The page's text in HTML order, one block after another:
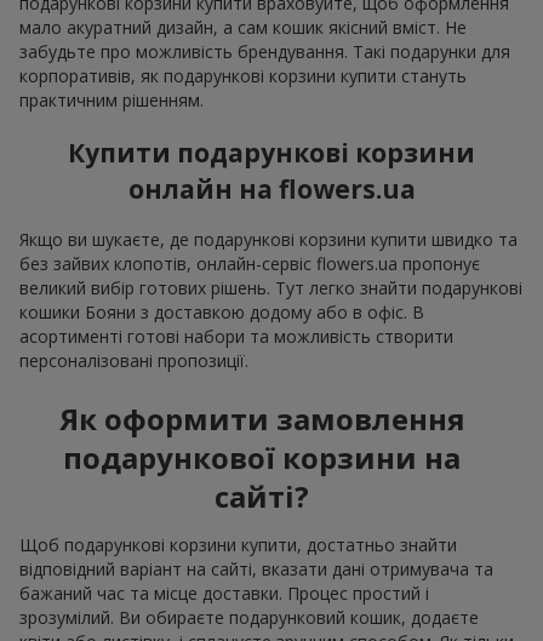
мало акуратний дизайн, а сам кошик якісний вміст. Не
забудьте про можливість брендування. Такі подарунки для
корпоративів, як подарункові корзини купити стануть
практичним рішенням.
Купити подарункові корзини
онлайн на flowers.ua
Якщо ви шукаєте, де подарункові корзини купити швидко та
без зайвих клопотів, онлайн-сервіс flowers.ua пропонує
великий вибір готових рішень. Тут легко знайти подарункові
кошики Бояни з доставкою додому або в офіс. В
асортименті готові набори та можливість створити
персоналізовані пропозиції.
Як оформити замовлення
подарункової корзини на
сайті?
Щоб подарункові корзини купити, достатньо знайти
відповідний варіант на сайті, вказати дані отримувача та
бажаний час та місце доставки. Процес простий і
зрозумілий. Ви обираєте подарунковий кошик, додаєте